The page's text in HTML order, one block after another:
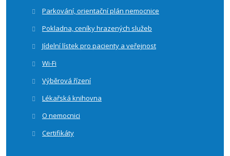
Parkování, orientační plán nemocnice
Pokladna, ceníky hrazených služeb
Jídelní lístek pro pacienty a veřejnost
Wi-Fi
Výběrová řízení
Lékařská knihovna
O nemocnici
Certifikáty